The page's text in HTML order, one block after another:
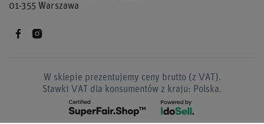
01-355Warszawa
W sklepie prezentujemy ceny brutto (z VAT).
Stawki VAT dla konsumentów z kraju: Polska.